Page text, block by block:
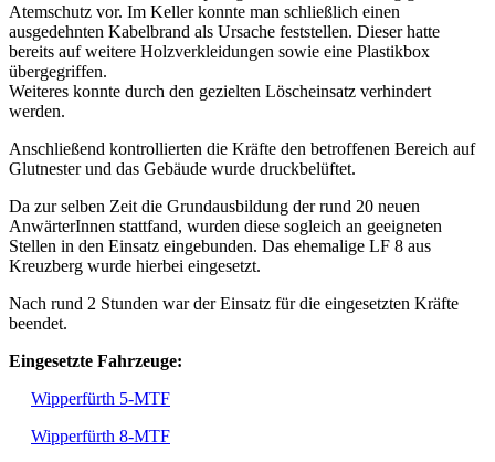
Atemschutz vor. Im Keller konnte man schließlich einen
ausgedehnten Kabelbrand als Ursache feststellen. Dieser hatte
bereits auf weitere Holzverkleidungen sowie eine Plastikbox
übergegriffen.
Weiteres konnte durch den gezielten Löscheinsatz verhindert
werden.
Anschließend kontrollierten die Kräfte den betroffenen Bereich auf
Glutnester und das Gebäude wurde druckbelüftet.
Da zur selben Zeit die Grundausbildung der rund 20 neuen
AnwärterInnen stattfand, wurden diese sogleich an geeigneten
Stellen in den Einsatz eingebunden. Das ehemalige LF 8 aus
Kreuzberg wurde hierbei eingesetzt.
Nach rund 2 Stunden war der Einsatz für die eingesetzten Kräfte
beendet.
Eingesetzte Fahrzeuge:
Wipperfürth 5-MTF
Wipperfürth 8-MTF